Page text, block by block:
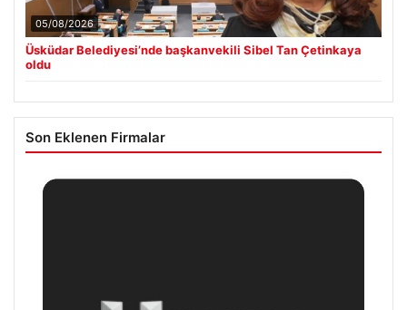
05/08/2026
Üsküdar Belediyesi’nde başkanvekili Sibel Tan Çetinkaya
oldu
Son Eklenen Firmalar